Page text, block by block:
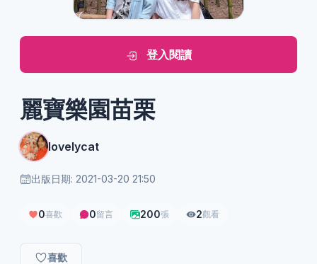
登入閱讀
麗寶樂園苗栗
lovelycat
出版日期: 2021-03-20 21:50
0喜歡 0留言 200張 2觀看
喜歡